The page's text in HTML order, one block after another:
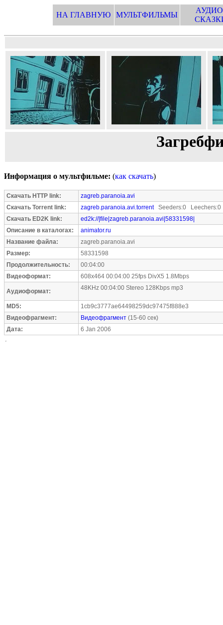
НА ГЛАВНУЮ МУЛЬТФИЛЬМЫ
Информация о мультфильме: (как скачать)
Скачать HTTP link:
zagreb.paranoia.avi
Скачать Torrent link:
zagreb.paranoia.avi.torrentSeeders:0 Leechers:0
Скачать ED2K link:
ed2k://|file|zagreb.paranoia.avi|58331598|
Описание в каталогах:
animator.ru
Название файла:
zagreb.paranoia.avi
Размер:
58331598
Продолжительность:
00:04:00
Видеоформат:
608x464 00:04:00 25fps DivX5 1.8Mbps
Аудиоформат: 48KHz 00:04:00 Stereo 128Kbps mp3
MD5:
1cb9c3777ae64498259dc97475f888e3
Видеофрагмент:
Видеофрагмент (15-60 сек)
Дата:
6 Jan 2006